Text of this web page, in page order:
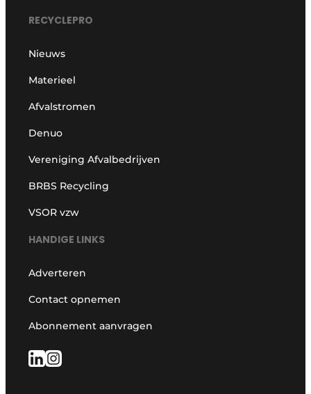
RECYCLEPRO
Nieuws
Materieel
Afvalstromen
Denuo
Vereniging Afvalbedrijven
BRBS Recycling
VSOR vzw
HANDIGE LINKS
Adverteren
Contact opnemen
Abonnement aanvragen